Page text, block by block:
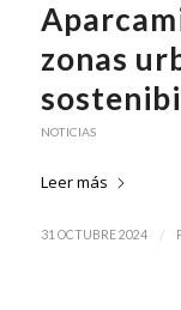
zonas
NOTICIAS
Leer más
31 OCTUBRE 2024 /